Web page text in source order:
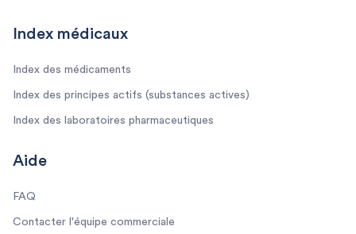
Index médicaux
Index des médicaments
Index des principes actifs (substances actives)
Index des laboratoires pharmaceutiques
Aide
FAQ
Contacter l'équipe commerciale